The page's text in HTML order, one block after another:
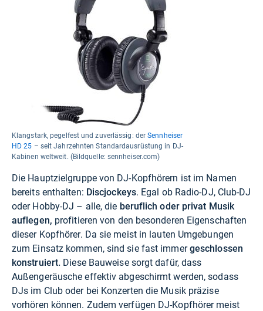
Klangstark, pegelfest und zuverlässig: derSennheiser
HD 25 – seit Jahrzehnten Standardausrüstung in DJ-
Kabinen weltweit. (Bildquelle: sennheiser.com)
Die Hauptzielgruppe von DJ-Kopfhörern ist im Namen
bereits enthalten: Discjockeys. Egal ob Radio-DJ, Club-DJ
oder Hobby-DJ – alle, die beruflich oder privat Musik
auflegen, profitieren von den besonderen Eigenschaften
dieser Kopfhörer. Da sie meist in lauten Umgebungen
zum Einsatz kommen, sind sie fast immergeschlossen
konstruiert. Diese Bauweise sorgt dafür, dass
Außengeräusche effektiv abgeschirmt werden, sodass
DJs im Club oder bei Konzerten die Musik präzise
vorhören können. Zudem verfügen DJ-Kopfhörer meist